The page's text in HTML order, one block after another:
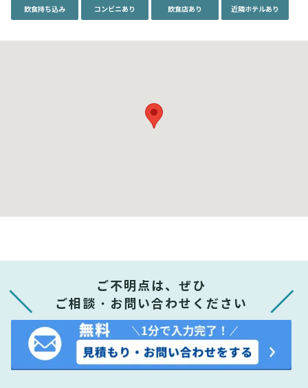
飲食持ち込み コンビニあり 飲食店あり 近隣ホテルあり
ご不明点は、ぜひ
ご相談・お問い合わせください